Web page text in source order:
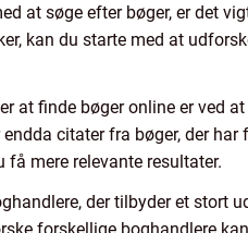
at søge efter bøger, er det
kan du starte med at
at finde bøger online er ved
citater fra bøger, der
få mere relevante resultater.
der tilbyder et stort